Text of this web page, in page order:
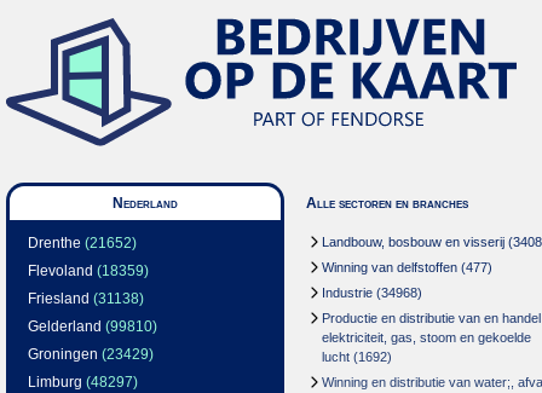
Nederland
Drenthe (21652)
Flevoland (18359)
Friesland (31138)
Gelderland (99810)
Groningen (23429)
Limburg (48297)
Alle sectoren en branches
Landbouw, bosbouw en visserij
Winning van delfstoffen (477)
Industrie (34968)
Productie en distributie van en
elektriciteit, gas, stoom en gekoelde
lucht (1692)
Winning en distributie van water;,